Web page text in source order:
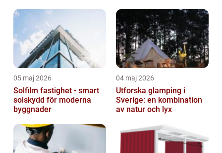
05 maj 2026
Solfilm fastighet - smart
solskydd för moderna
byggnader
04 maj 2026
Utforska glamping i
Sverige: en kombination
av natur och lyx